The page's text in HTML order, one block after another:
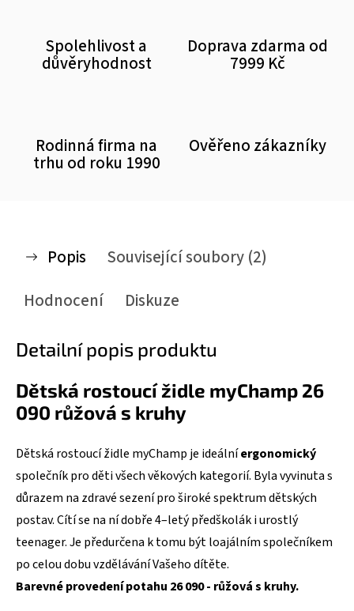
Spolehlivost a
důvěryhodnost
Doprava zdarma od
7999 Kč
Rodinná firma na
trhu od roku 1990
Ověřeno zákazníky
Popis
Související soubory (2)
Hodnocení
Diskuze
Detailní popis produktu
Dětská rostoucí židle myChamp 26
090 růžová s kruhy
Dětská rostoucí židle myChamp je ideálníergonomický
společník pro děti všech věkových kategorií. Byla vyvinuta s
důrazem na zdravé sezení pro široké spektrum dětských
postav. Cítí se na ní dobře 4–letý předškolák i urostlý
teenager. Je předurčena k tomu být loajálním společníkem
po celou dobu vzdělávání Vašeho dítěte.
Barevné provedení potahu 26 090 - růžová s kruhy.